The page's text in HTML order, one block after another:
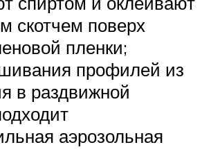
скотчем поверх
пленки;
профилей из
в раздвижной
аэрозольная